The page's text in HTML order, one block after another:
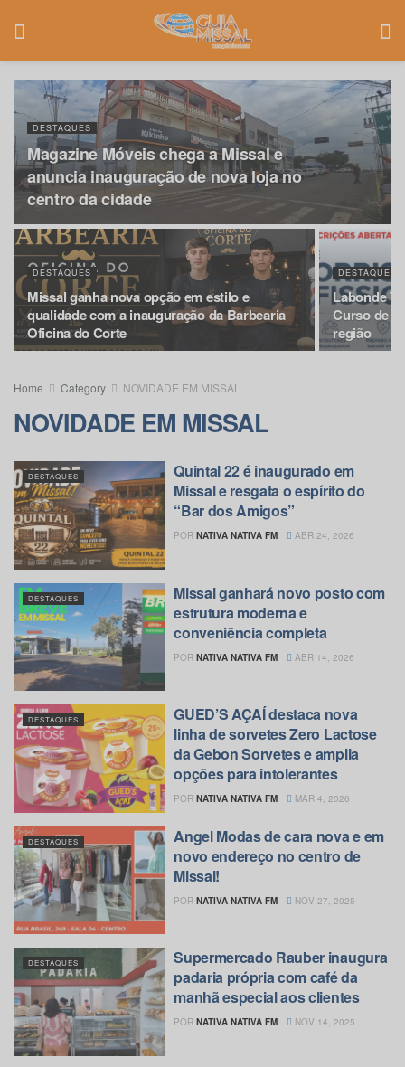
DESTAQUES
Magazine Móveis chega a Missal e
anuncia inauguração de nova loja no
centro da cidade
DESTAQUES
Missal ganha nova opção em estilo e
qualidade com a inauguração da Barbearia
Oficina do Corte
DESTAQUES
Labonde
Curso de
região
Home Category NOVIDADE EM MISSAL
NOVIDADE EM MISSAL
DESTAQUES
Quintal 22 é inaugurado em
Missal e resgata o espírito do
“Bar dos Amigos”
POR NATIVA NATIVA FM ABR 24, 2026
DESTAQUES
Missal ganhará novo posto com
estrutura moderna e
conveniência completa
POR NATIVA NATIVA FM ABR 14, 2026
DESTAQUES
GUED’S AÇAÍ destaca nova
linha de sorvetes Zero Lactose
da Gebon Sorvetes e amplia
opções para intolerantes
POR NATIVA NATIVA FM MAR 4, 2026
DESTAQUES
Angel Modas de cara nova e em
novo endereço no centro de
Missal!
POR NATIVA NATIVA FM NOV 27, 2025
DESTAQUES
Supermercado Rauber inaugura
padaria própria com café da
manhã especial aos clientes
POR NATIVA NATIVA FM NOV 14, 2025